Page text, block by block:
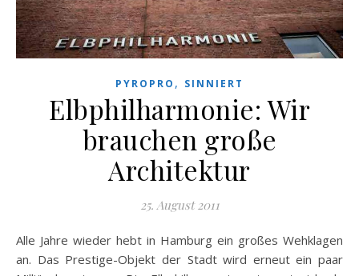
PYROPRO , SINNIERT
Elbphilharmonie: Wir
brauchen große
Architektur
25. August 2011
Alle Jahre wieder hebt in Hamburg ein großes Wehklagen
an. Das Prestige-Objekt der Stadt wird erneut ein paar